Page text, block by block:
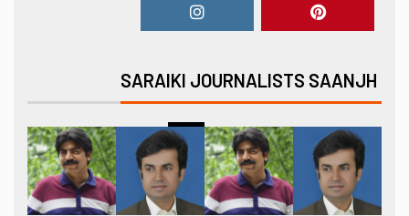
SARAIKI JOURNALISTS SAANJH